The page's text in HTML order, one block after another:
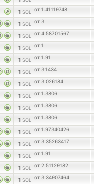
1 SOL от 1.41119748
1 SOL от 3
1 SOL от 4.58701567
1 SOL от 1
1 SOL от 1.91
1 SOL от 3.1434
1 SOL от 3.026184
1 SOL от 1.3806
1 SOL от 1.3806
1 SOL от 1.3806
1 SOL от 1.97340426
1 SOL от 3.35263417
1 SOL от 1.91
1 SOL от 2.51129182
1 SOL от 3.34907464